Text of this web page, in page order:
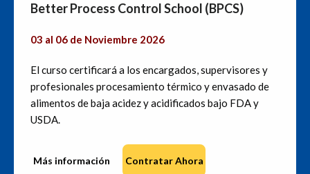
Better Process Control School (BPCS)
03 al 06 de Noviembre 2026
El curso certificará a los encargados, supervisores y
profesionales procesamiento térmico y envasado de
alimentos de baja acidez y acidificados bajo FDA y
USDA.
Más información Contratar Ahora